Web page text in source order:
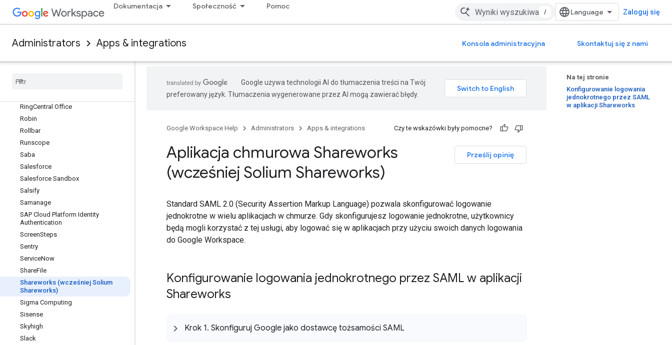
Dokumentacja Społeczność Pomoc
/ Zaloguj się
Administrators Apps & integrations Konsola administracyjna Skontaktuj się z nami
PurelyHR
Qmarkets
Qubole
Remedyforce
RingCentral Office
Robin
Rollbar
Runscope
Saba
Salesforce
Salesforce Sandbox
Salsify
Samanage
SAP Cloud Platform Identity
Authentication
ScreenSteps
Sentry
ServiceNow
ShareFile
Shareworks (wcześniej Solium
Shareworks)
Sigma Computing
Sisense
Skyhigh
Slack
Na tej stronie
Konfigurowanie logowania
jednokrotnego przez SAML
w aplikacji Shareworks
Google używa technologii AI do tłumaczenia treści na Twój
preferowany język. Tłumaczenia wygenerowane przez AI mogą zawierać błędy.
Google Workspace Help Administrators Apps & integrations Czy te wskazówki były pomocne?
Prześlij opinię
Aplikacja chmurowa Shareworks
(wcześniej Solium Shareworks)
Standard SAML 2.0 (Security Assertion Markup Language) pozwala skonfigurować logowanie
jednokrotne w wielu aplikacjach w chmurze. Gdy skonfigurujesz logowanie jednokrotne, użytkownicy
będą mogli korzystać z tej usługi, aby logować się w aplikacjach przy użyciu swoich danych logowania
do Google Workspace.
Konfigurowanie logowania jednokrotnego przez SAML w aplikacji
Shareworks
Krok 1. Skonfiguruj Google jako dostawcę tożsamości SAML